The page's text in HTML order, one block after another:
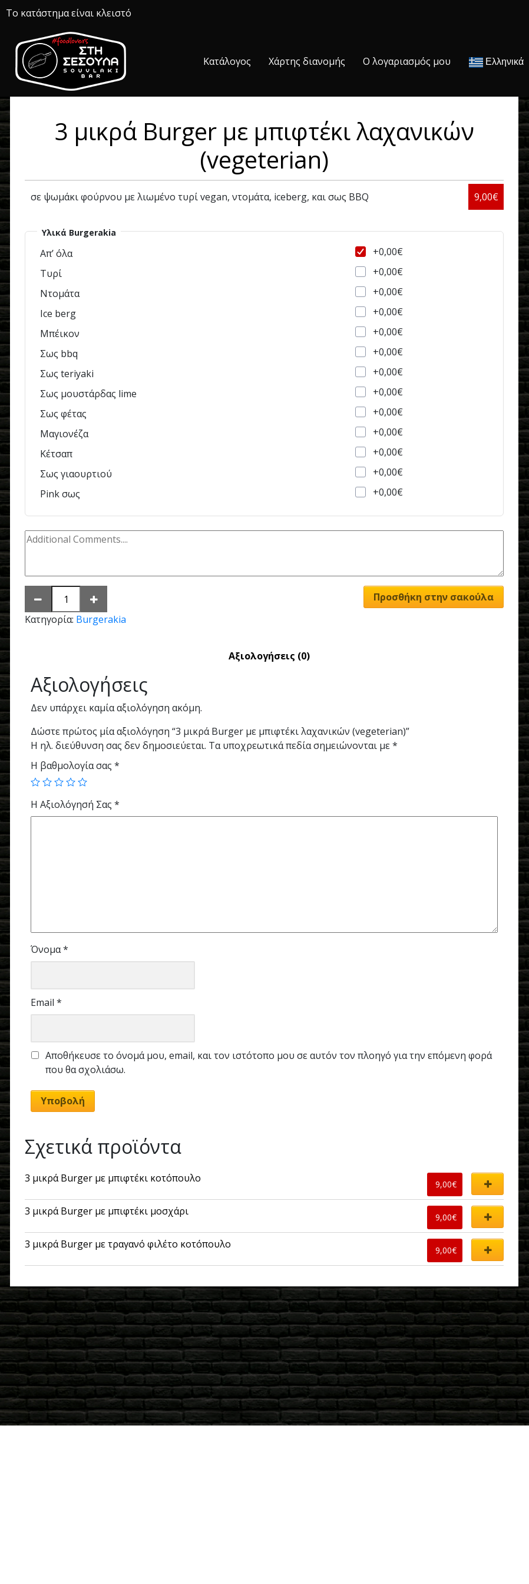
Το κατάστημα είναι κλειστό
Κατάλογος Χάρτης διανομής Ο λογαριασμός μου Ελληνικά
3 μικρά Burger με μπιφτέκι λαχανικών
(vegeterian)
9,00€
σε ψωμάκι φούρνου με λιωμένο τυρί vegan, ντομάτα, iceberg, και σως BBQ
Υλικά Burgerakia
Απ’ όλα
+0,00€
Τυρί
+0,00€
Ντομάτα
+0,00€
Ice berg
+0,00€
Μπέικον
+0,00€
Σως bbq
+0,00€
Σως teriyaki
+0,00€
Σως μουστάρδας lime
+0,00€
Σως φέτας
+0,00€
Mαγιονέζα
+0,00€
Κέτσαπ
+0,00€
Σως γιαουρτιού
+0,00€
Pink σως
+0,00€
Προσθήκη στην σακούλα
Κατηγορία: Burgerakia
Αξιολογήσεις (0)
Αξιολογήσεις
Δεν υπάρχει καμία αξιολόγηση ακόμη.
Δώστε πρώτος μία αξιολόγηση “3 μικρά Burger με μπιφτέκι λαχανικών (vegeterian)”
Η ηλ. διεύθυνση σας δεν δημοσιεύεται. Τα υποχρεωτικά πεδία σημειώνονται με*
Η βαθμολογία σας *
Η Αξιολόγησή Σας *
Όνομα*
Email *
Αποθήκευσε το όνομά μου, email, και τον ιστότοπο μου σε αυτόν τον πλοηγό για την επόμενη φορά
που θα σχολιάσω.
Σχετικά προϊόντα
3 μικρά Burger με μπιφτέκι κοτόπουλο 9,00€
3 μικρά Burger με μπιφτέκι μοσχάρι 9,00€
3 μικρά Burger με τραγανό φιλέτο κοτόπουλο 9,00€